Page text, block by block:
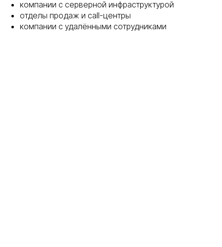
компании с серверной инфраструктурой
отделы продаж и call-центры
компании с удалёнными сотрудниками